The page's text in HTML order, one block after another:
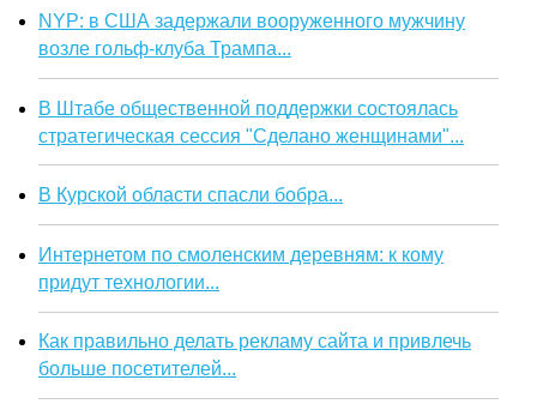
NYP: в США задержали вооруженного мужчину
возле гольф-клуба Трампа...
В Штабе общественной поддержки состоялась
стратегическая сессия "Сделано женщинами"...
В Курской области спасли бобра...
Интернетом по смоленским деревням: к кому
придут технологии...
Как правильно делать рекламу сайта и привлечь
больше посетителей...